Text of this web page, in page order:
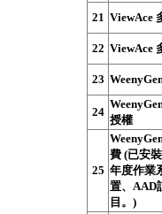
21 ViewAce
22 ViewAce
23
24
授權
25
費 (已安
年度作業
置、AAD
目。)